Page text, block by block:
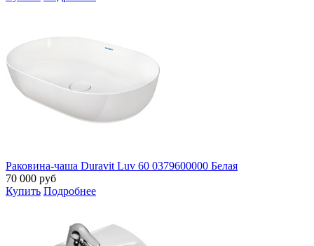
Раковина-чаша Duravit Luv 60 0379600000 Белая
70 000 руб
Купить Подробнее